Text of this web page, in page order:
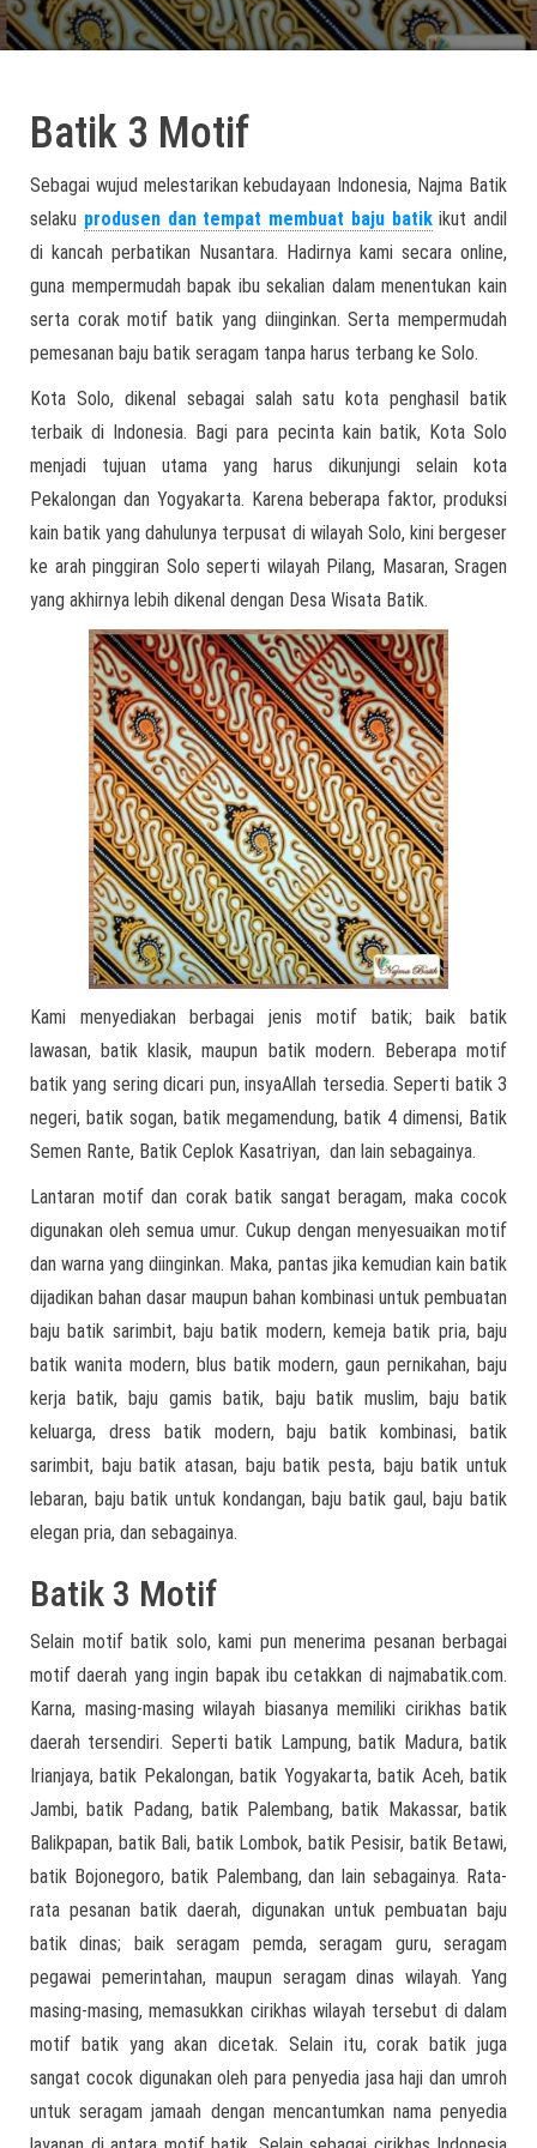
Batik 3 Motif
Sebagai wujud melestarikan kebudayaan Indonesia, Najma Batik
selaku produsen dan tempat membuat baju batikikut andil
di kancah perbatikan Nusantara. Hadirnya kami secara online,
guna mempermudah bapak ibu sekalian dalam menentukan kain
serta corak motif batik yang diinginkan. Serta mempermudah
pemesanan baju batik seragam tanpa harus terbang ke Solo.
Kota Solo, dikenal sebagai salah satu kota penghasil batik
terbaik di Indonesia. Bagi para pecinta kain batik, Kota Solo
menjadi tujuan utama yang harus dikunjungi selain kota
Pekalongan dan Yogyakarta. Karena beberapa faktor, produksi
kain batik yang dahulunya terpusat di wilayah Solo, kini bergeser
ke arah pinggiran Solo seperti wilayah Pilang, Masaran, Sragen
yang akhirnya lebih dikenal dengan Desa Wisata Batik.
Kami menyediakan berbagai jenis motif batik; baik batik
lawasan, batik klasik, maupun batik modern. Beberapa motif
batik yang sering dicari pun, insyaAllah tersedia. Seperti batik 3
negeri, batik sogan, batik megamendung, batik 4 dimensi, Batik
Semen Rante, Batik Ceplok Kasatriyan, dan lain sebagainya.
Lantaran motif dan corak batik sangat beragam, maka cocok
digunakan oleh semua umur. Cukup dengan menyesuaikan motif
dan warna yang diinginkan. Maka, pantas jika kemudian kain batik
dijadikan bahan dasar maupun bahan kombinasi untuk pembuatan
baju batik sarimbit, baju batik modern, kemeja batik pria, baju
batik wanita modern, blus batik modern, gaun pernikahan, baju
kerja batik, baju gamis batik, baju batik muslim, baju batik
keluarga, dress batik modern, baju batik kombinasi, batik
sarimbit, baju batik atasan, baju batik pesta, baju batik untuk
lebaran, baju batik untuk kondangan, baju batik gaul, baju batik
elegan pria, dan sebagainya.
Batik 3 Motif
Selain motif batik solo, kami pun menerima pesanan berbagai
motif daerah yang ingin bapak ibu cetakkan di najmabatik.com.
Karna, masing-masing wilayah biasanya memiliki cirikhas batik
daerah tersendiri. Seperti batik Lampung, batik Madura, batik
Irianjaya, batik Pekalongan, batik Yogyakarta, batik Aceh, batik
Jambi, batik Padang, batik Palembang, batik Makassar, batik
Balikpapan, batik Bali, batik Lombok, batik Pesisir, batik Betawi,
batik Bojonegoro, batik Palembang, dan lain sebagainya. Rata-
rata pesanan batik daerah, digunakan untuk pembuatan baju
batik dinas; baik seragam pemda, seragam guru, seragam
pegawai pemerintahan, maupun seragam dinas wilayah. Yang
masing-masing, memasukkan cirikhas wilayah tersebut di dalam
motif batik yang akan dicetak. Selain itu, corak batik juga
sangat cocok digunakan oleh para penyedia jasa haji dan umroh
untuk seragam jamaah dengan mencantumkan nama penyedia